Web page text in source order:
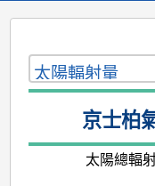
京
士
柏
象
京士柏
太陽總輻